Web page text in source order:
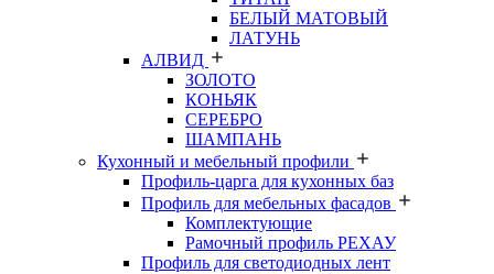
БЕЛЫЙ МАТОВЫЙ
ЛАТУНЬ
АЛВИД
ЗОЛОТО
КОНЬЯК
СЕРЕБРО
ШАМПАНЬ
Кухонный и мебельный профили
Профиль-царга для кухонных баз
Профиль для мебельных фасадов
Комплектующие
Рамочный профиль РЕХАУ
Профиль для светодиодных лент